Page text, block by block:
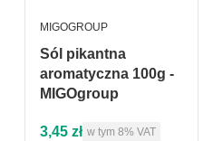
Sól pikantna
aromatyczna 100g -
MIGOgroup
PRODUCENT
MIGOGROUP
Cena brutto
3,45 zł w tym %s VAT
w tym 8% VAT